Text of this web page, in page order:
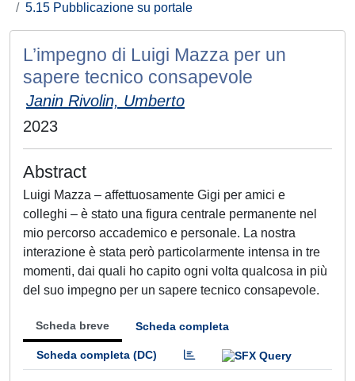
5.15 Pubblicazione su portale
L’impegno di Luigi Mazza per un
sapere tecnico consapevole
Janin Rivolin, Umberto
2023
Abstract
Luigi Mazza – affettuosamente Gigi per amici e
colleghi – è stato una figura centrale permanente nel
mio percorso accademico e personale. La nostra
interazione è stata però particolarmente intensa in tre
momenti, dai quali ho capito ogni volta qualcosa in più
del suo impegno per un sapere tecnico consapevole.
Scheda breve Scheda completa
Scheda completa (DC)